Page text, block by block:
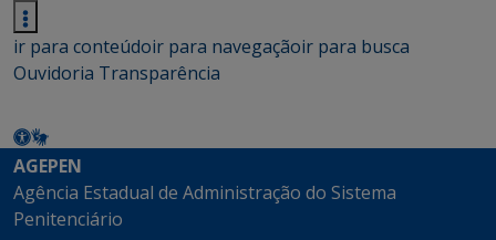
ir para conteúdoir para navegaçãoir para busca
Ouvidoria Transparência
AGEPEN
Agência Estadual de Administração do Sistema
Penitenciário